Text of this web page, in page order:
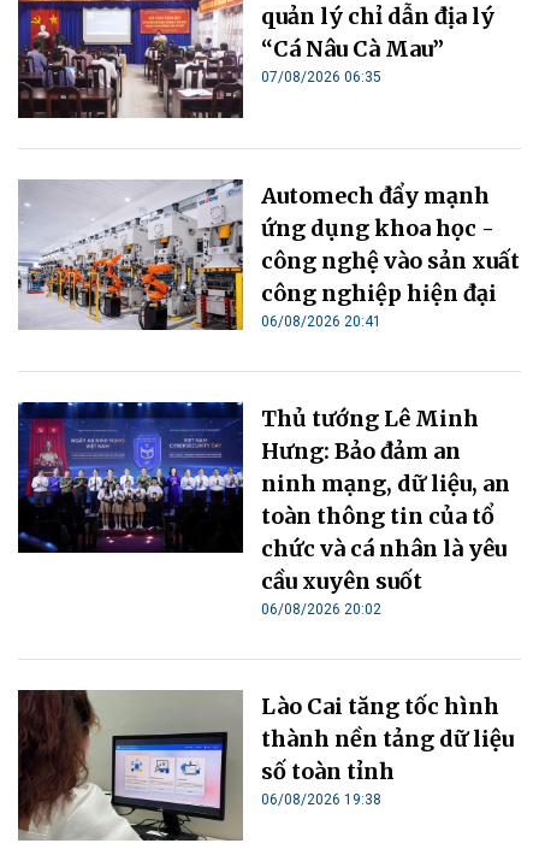
quản lý chỉ dẫn địa lý
“Cá Nâu Cà Mau”
07/08/2026 06:35
Automech đẩy mạnh
ứng dụng khoa học -
công nghệ vào sản xuất
công nghiệp hiện đại
06/08/2026 20:41
Thủ tướng Lê Minh
Hưng: Bảo đảm an
ninh mạng, dữ liệu, an
toàn thông tin của tổ
chức và cá nhân là yêu
cầu xuyên suốt
06/08/2026 20:02
Lào Cai tăng tốc hình
thành nền tảng dữ liệu
số toàn tỉnh
06/08/2026 19:38